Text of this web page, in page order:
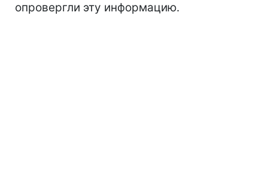
опровергли эту информацию.